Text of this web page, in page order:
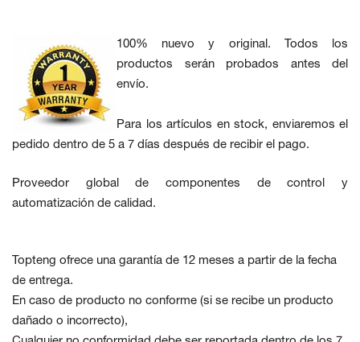
100% nuevo y original. Todos los
productos serán probados antes del
envío.
Para los artículos en stock, enviaremos el
pedido dentro de 5 a 7 días después de recibir el pago.
Proveedor global de componentes de control y
automatización de calidad.
Topteng ofrece una garantía de 12 meses a partir de la fecha
de entrega.
En caso de producto no conforme (si se recibe un producto
dañado o incorrecto),